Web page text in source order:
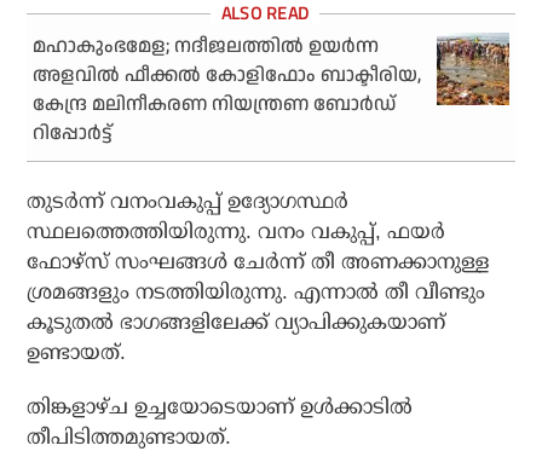
മഹാകുംഭമേള; നദീജലത്തിൽ ഉയർന്ന
അളവിൽ ഫീക്കൽ കോളിഫോം ബാക്ടീരിയ,
കേന്ദ്ര മലിനീകരണ നിയന്ത്രണ ബോർഡ്
റിപ്പോർട്ട്
തുടര്‍ന്ന് വനംവകുപ്പ് ഉദ്യോഗസ്ഥര്‍
സ്ഥലത്തെത്തിയിരുന്നു. വനം വകുപ്പ്, ഫയര്‍
ഫോഴ്‌സ് സംഘങ്ങള്‍ ചേര്‍ന്ന് തീ അണക്കാനുള്ള
ശ്രമങ്ങളും നടത്തിയിരുന്നു. എന്നാല്‍ തീ വീണ്ടും
കൂടുതല്‍ ഭാഗങ്ങളിലേക്ക് വ്യാപിക്കുകയാണ്
ഉണ്ടായത്.
തിങ്കളാഴ്ച ഉച്ചയോടെയാണ് ഉള്‍ക്കാടില്‍
തീപിടിത്തമുണ്ടായത്.